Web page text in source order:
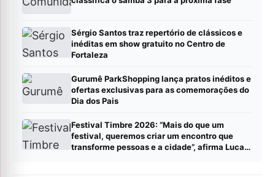
Sérgio Santos traz repertório de clássicos e
inéditas em show gratuito no Centro de
Fortaleza
Gurumê ParkShopping lança pratos inéditos e
ofertas exclusivas para as comemorações do
Dia dos Pais
Festival Timbre 2026: “Mais do que um
festival, queremos criar um encontro que
transforme pessoas e a cidade”, afirma Lucas